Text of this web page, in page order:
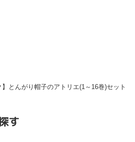
】とんがり帽子のアトリエ(1～16巻)セット
す